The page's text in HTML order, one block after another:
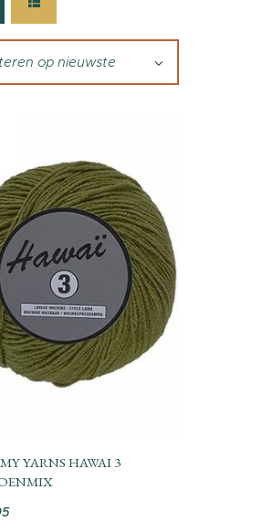
YARNS HAWAI 3